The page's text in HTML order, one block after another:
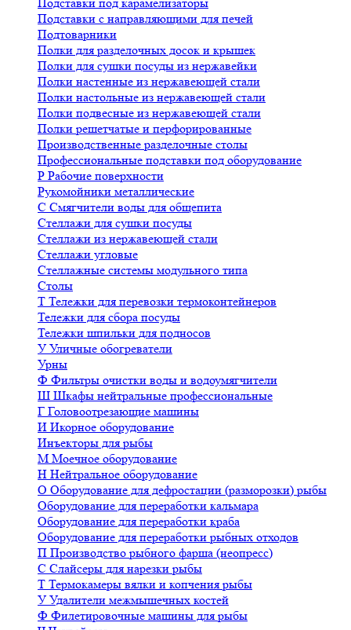
Подставки с направляющими для печей
Подтоварники
Полки для разделочных досок и крышек
Полки для сушки посуды из нержавейки
Полки настенные из нержавеющей стали
Полки настольные из нержавеющей стали
Полки подвесные из нержавеющей стали
Полки решетчатые и перфорированные
Производственные разделочные столы
Профессиональные подставки под оборудование
Р Рабочие поверхности
Рукомойники металлические
С Смягчители воды для общепита
Стеллажи для сушки посуды
Стеллажи из нержавеющей стали
Стеллажи угловые
Стеллажные системы модульного типа
Столы
Т Тележки для перевозки термоконтейнеров
Тележки для сбора посуды
Тележки шпильки для подносов
У Уличные обогреватели
Урны
Ф Фильтры очистки воды и водоумягчители
Ш Шкафы нейтральные профессиональные
Г Головоотрезающие машины
И Икорное оборудование
Инъекторы для рыбы
М Моечное оборудование
Н Нейтральное оборудование
О Оборудование для дефростации (разморозки) рыбы
Оборудование для переработки кальмара
Оборудование для переработки краба
Оборудование для переработки рыбных отходов
П Производство рыбного фарша (неопресс)
С Слайсеры для нарезки рыбы
Т Термокамеры вялки и копчения рыбы
У Удалители межмышечных костей
Ф Филетировочные машины для рыбы